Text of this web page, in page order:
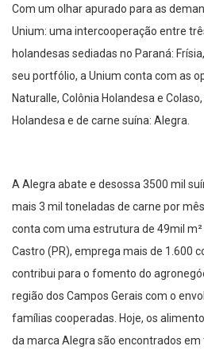
Com um olhar apurado para as
Unium: uma intercooperação entre
holandesas sediadas no Paraná:
seu portfólio, a Unium conta com as
Naturalle, Colônia Holandesa e
Holandesa e de carne suína: Alegra.
A Alegra abate e desossa 3500 mil
mais 3 mil toneladas de carne por
conta com uma estrutura de 49mil
Castro (PR), emprega mais de 1.600
contribui para o fomento do
região dos Campos Gerais com o
famílias cooperadas. Hoje, os
da marca Alegra são encontrados